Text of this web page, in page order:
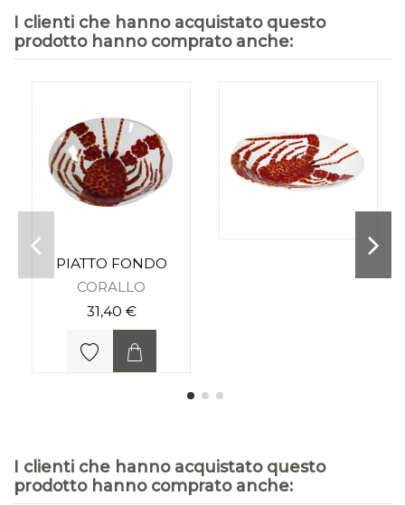
I clienti che hanno acquistato questo
prodotto hanno comprato anche:
PIATTO FONDO
CORALLO
31,40 €
I clienti che hanno acquistato questo
prodotto hanno comprato anche: